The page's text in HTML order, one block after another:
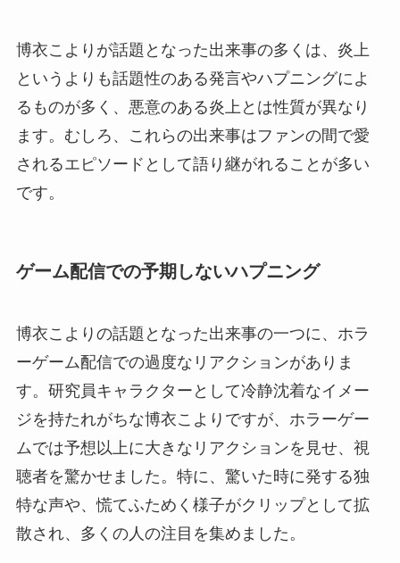
博衣こよりが話題となった出来事の多くは、炎上
というよりも話題性のある発言やハプニングによ
るものが多く、悪意のある炎上とは性質が異なり
ます。むしろ、これらの出来事はファンの間で愛
されるエピソードとして語り継がれることが多い
です。
ゲーム配信での予期しないハプニング
博衣こよりの話題となった出来事の一つに、ホラ
ーゲーム配信での過度なリアクションがありま
す。研究員キャラクターとして冷静沈着なイメー
ジを持たれがちな博衣こよりですが、ホラーゲー
ムでは予想以上に大きなリアクションを見せ、視
聴者を驚かせました。特に、驚いた時に発する独
特な声や、慌てふためく様子がクリップとして拡
散され、多くの人の注目を集めました。